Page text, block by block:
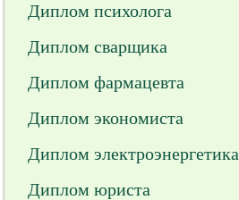
Диплом психолога
Диплом сварщика
Диплом фармацевта
Диплом экономиста
Диплом электроэнергетика
Диплом юриста